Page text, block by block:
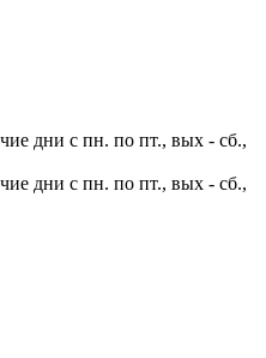
дни с пн. по пт., вых - сб.,
дни с пн. по пт., вых - сб.,